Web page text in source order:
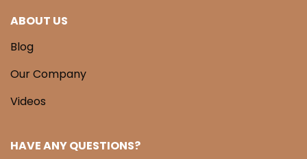
ABOUT US
Blog
Our Company
Videos
HAVE ANY QUESTIONS?